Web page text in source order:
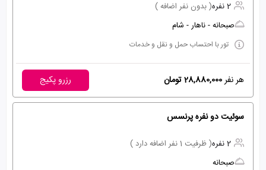
2 نفره
( بدون نفر اضافه )
صبحانه - ناهار - شام
تور با احتساب حمل و نقل و خدمات
هر نفر28,880,000 تومان رزرو پکیج
سوئیت دو نفره پرنسس
2 نفره
( ظرفیت 1 نفر اضافه دارد )
صبحانه